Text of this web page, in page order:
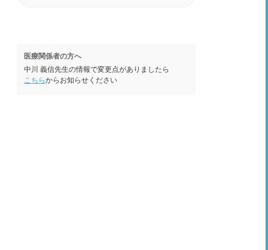
医療関係者の方へ
中川 義信先生の情報で変更点がありましたら
こちらからお知らせください